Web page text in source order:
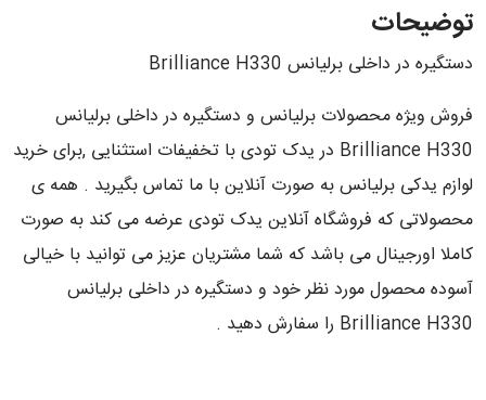
توضیحات
دستگیره در داخلی برلیانس Brilliance H330
فروش ویژه محصولات برلیانس و دستگیره در داخلی برلیانس
Brilliance H330 در یدک تودی با تخفیفات استثنایی ,برای خرید
لوازم یدکی برلیانس به صورت آنلاین با ما تماس بگیرید . همه ی
محصولاتی که فروشگاه آنلاین یدک تودی عرضه می کند به صورت
کاملا اورجینال می باشد که شما مشتریان عزیز می توانید با خیالی
آسوده محصول مورد نظر خود و دستگیره در داخلی برلیانس
Brilliance H330 را سفارش دهید .